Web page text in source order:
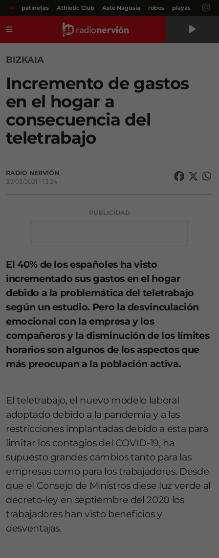
# patinetes Athletic Club Aste Nagusia robos playas
BIZKAIA
Incremento de gastos
en el hogar a
consecuencia del
teletrabajo
RADIO NERVIÓN
30/03/2021 • 13:24
PUBLICIDAD
El 40% de los españoles ha visto
incrementado sus gastos en el hogar
debido a la problemática del teletrabajo
según un estudio. Pero la desvinculación
emocional con la empresa y los
compañeros y la disminución de los límites
horarios son algunos de los aspectos que
más preocupan a la población activa.
El teletrabajo, el nuevo modelo laboral
adoptado debido a la pandemia y a las
restricciones implantadas debido a esta para
limitar los contagios del COVID-19, ha
supuesto grandes cambios tanto para las
empresas como para los trabajadores. Desde
que el Consejo de Ministros diese luz verde al
decreto-ley en septiembre del 2020 los
trabajadores han visto beneficios y
desventajas.